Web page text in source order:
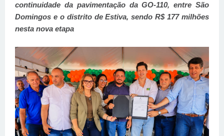
continuidade da pavimentação da GO-110, entre São
Domingos e o distrito de Estiva, sendo R$ 177 milhões
nesta nova etapa